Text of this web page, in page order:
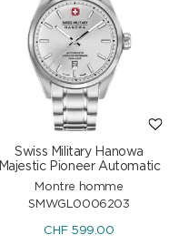
Swiss Military Hanowa
Majestic Pioneer Automatic
Montre homme
SMWGL0006203
CHF599.00